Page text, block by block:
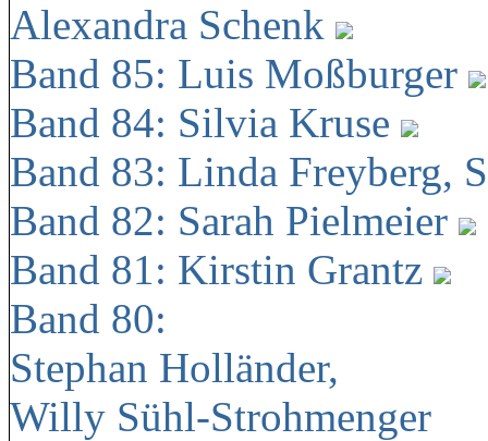
Alexandra Schenk
Band 85: Luis Moßburger
Band 84: Silvia Kruse
Band 83: Linda Freyberg,
Band 82: Sarah Pielmeier
Band 81: Kirstin Grantz
Band 80:
Stephan Holländer,
Willy Sühl-Strohmenger